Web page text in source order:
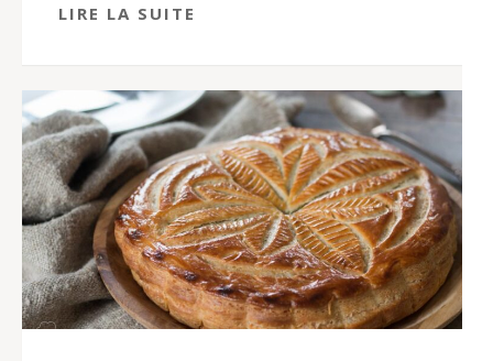
LIRE LA SUITE